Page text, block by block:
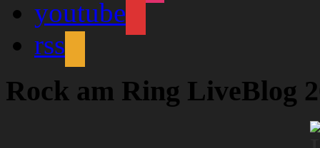
youtube
rss
Rock am Ring LiveBlog